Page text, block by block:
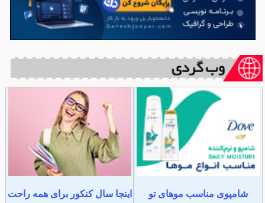
شامپوی مناسب موهای تو
اینجا سال کنکور برای همه راحت